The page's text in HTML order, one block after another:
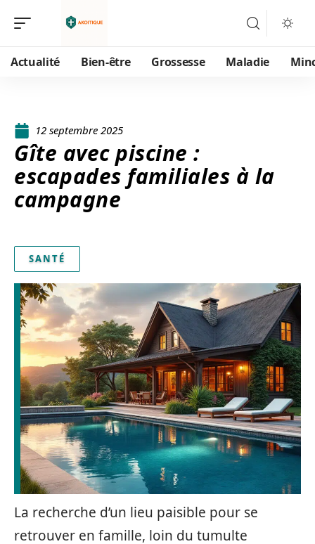
Actualité Bien-être Grossesse Maladie
12 septembre 2025
Gîte avec piscine :
escapades familiales à la
campagne
SANTÉ
La recherche d’un lieu paisible pour se
retrouver en famille, loin du tumulte